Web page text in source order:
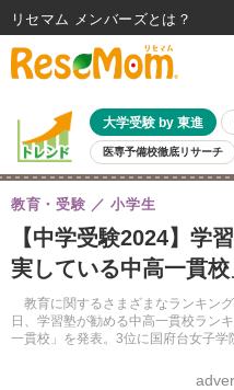
大学受験 by 東進
医専予備校徹底リサーチ
親子で考える大学選び 高校受験
共通テスト 夏休み
8月開催イベント・WS 全国公立高
自由研究教材（小学生向け） 自由研
【中学受験2024】学
実している中高一貫
教育に関するさまざまなランキン
日、学習塾が勧める中高一貫校ラン
一貫校」を発表。3位に国府台女子
教育・受験 小学生
リセマム メンバーズ